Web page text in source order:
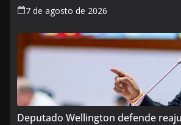
7 de agosto de 2026
Deputado Wellington defende